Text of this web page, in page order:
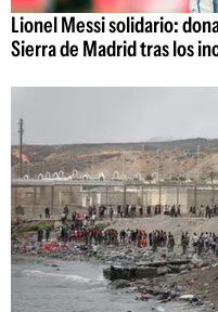
Lionel Messi solidario:
Sierra de Madrid tras los